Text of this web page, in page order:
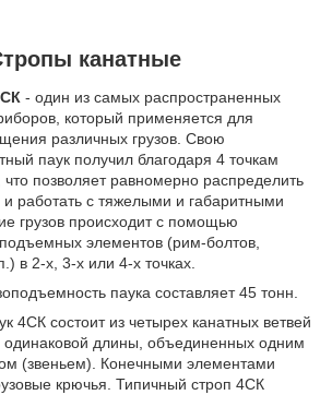
канатные
- один из самых распространенных
который применяется для
различных грузов. Свою
паук получил благодаря 4 точкам
что позволяет равномерно распределить
и работать с тяжелыми и габаритными
грузов происходит с помощью
элементов (рим-болтов,
в 2-х, 3-х или 4-х точках.
паука составляет 45 тонн.
4СК состоит из четырех канатных ветвей
одинаковой длины, объединенных одним
(звеньем). Конечными элементами
крючья. Типичный строп 4СК